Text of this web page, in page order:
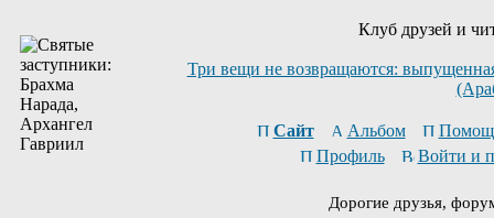
Клуб друзей и
Три вещи не возвращаются:
Сайт Альбом
Профиль
Войти и
Дорогие друзья,